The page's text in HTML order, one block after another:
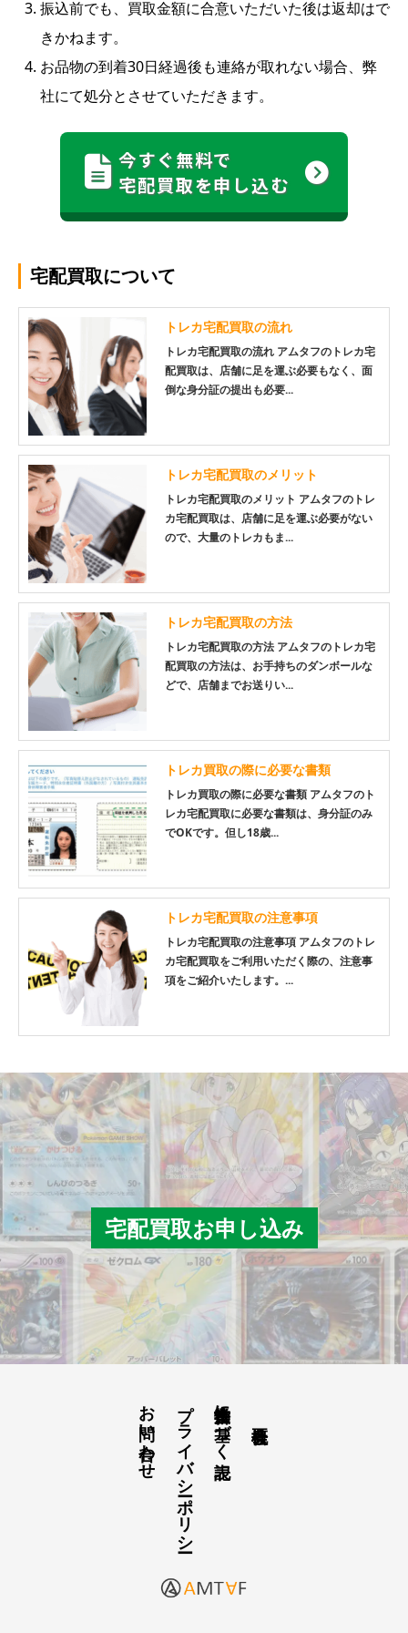
振込前でも、買取金額に合意いただいた後は返却はで
きかねます。
お品物の到着30日経過後も連絡が取れない場合、弊
社にて処分とさせていただきます。
今すぐ無料で
宅配買取を申し込む
宅配買取について
トレカ宅配買取の流れ
トレカ宅配買取の流れ アムタフのトレカ宅
配買取は、店舗に足を運ぶ必要もなく、面
倒な身分証の提出も必要...
トレカ宅配買取のメリット
トレカ宅配買取のメリット アムタフのトレ
カ宅配買取は、店舗に足を運ぶ必要がない
ので、大量のトレカもま...
トレカ宅配買取の方法
トレカ宅配買取の方法 アムタフのトレカ宅
配買取の方法は、お手持ちのダンボールな
どで、店舗までお送りい...
トレカ買取の際に必要な書類
トレカ買取の際に必要な書類 アムタフのト
レカ宅配買取に必要な書類は、身分証のみ
でOKです。但し18歳...
トレカ宅配買取の注意事項
トレカ宅配買取の注意事項 アムタフのトレ
カ宅配買取をご利用いただく際の、注意事
項をご紹介いたします。...
宅配買取お申し込み
古物営業法に基づく表記
プライバシーポリシー
お問い合わせ